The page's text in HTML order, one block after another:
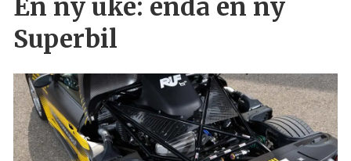
En ny uke: enda en ny
Superbil